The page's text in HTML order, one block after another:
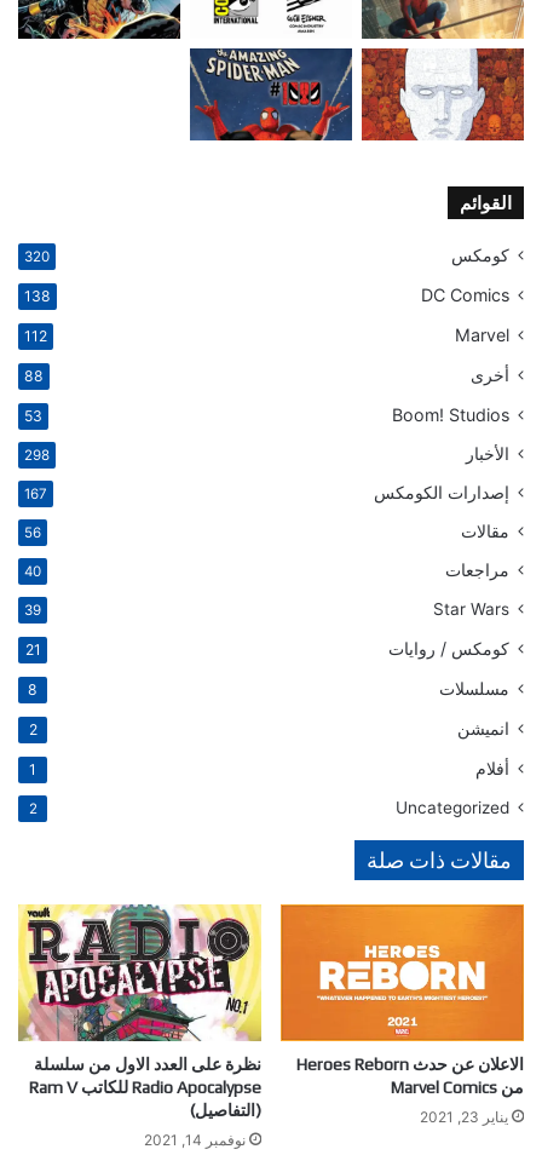
القوائم
كومكس 320
DC Comics
138
Marvel
112
أخرى 88
Boom! Studios
53
الأخبار 298
إصدارات الكومكس 167
مقالات 56
مراجعات 40
Star Wars
39
كومكس / روايات 21
مسلسلات 8
انميشن 2
أفلام 1
Uncategorized
2
مقالات ذات صلة
الاعلان عن حدث Heroes Reborn
من Marvel Comics
يناير 23, 2021
نظرة على العدد الاول من سلسلة
Radio Apocalypse للكاتب Ram V
(التفاصيل)
نوفمبر 14, 2021